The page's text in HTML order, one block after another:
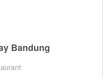
Bandung